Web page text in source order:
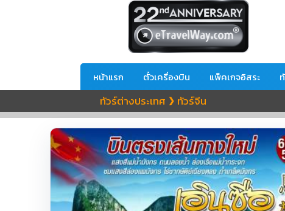
หน้าแรก ตั๋วเครื่องบิน แพ็คเกจอิสระ
ทัวร์ต่างประเทศ ❯ ทัวร์จีน